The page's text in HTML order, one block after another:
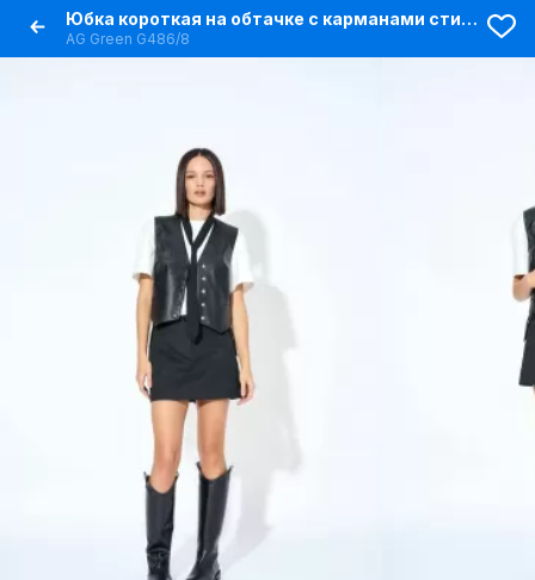
Юбка короткая на обтачке с карманами стиль на каждый день
AG Green G486/8